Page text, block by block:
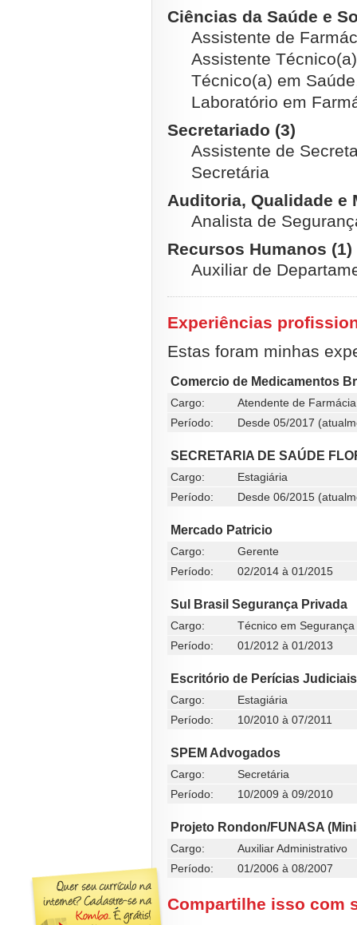
Ciências da Saúde e
Assistente de
Assistente
Técnico(a) em
Laboratório em
Secretariado (3)
Assistente de
Secretária
Auditoria, Qualidade e
Analista de
Recursos Humanos (1)
Auxiliar de
Experiências
Estas foram minhas
Comercio de Medicamentos
Cargo:
Atendente de Farmácia
Período:
Desde 05/2017
SECRETARIA DE SAÚDE
Cargo:
Estagiária
Período:
Desde 06/2015
Mercado Patricio
Cargo:
Gerente
Período:
02/2014 à 01/2015
Sul Brasil Segurança Privada
Cargo:
Técnico em
Período:
01/2012 à 01/2013
Escritório de Perícias
Cargo:
Estagiária
Período:
10/2010 à 07/2011
SPEM Advogados
Cargo:
Secretária
Período:
10/2009 à 09/2010
Projeto Rondon/FUNASA
Cargo:
Auxiliar Administrativo
Período:
01/2006 à 08/2007
Compartilhe isso com